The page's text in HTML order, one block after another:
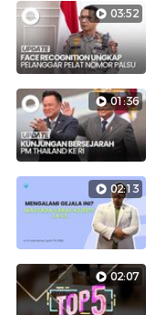
03:52
01:36
02:13
02:07